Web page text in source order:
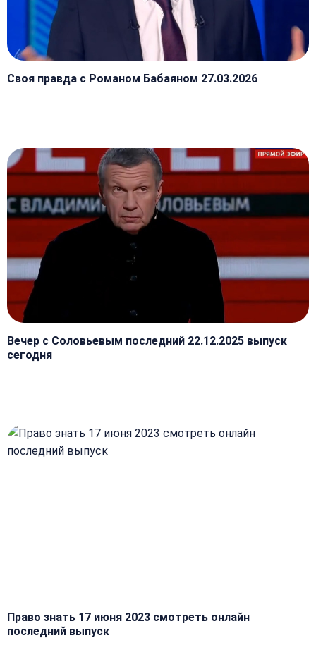
Своя правда с Романом Бабаяном 27.03.2026
Вечер с Соловьевым последний 22.12.2025 выпуск
сегодня
Право знать 17 июня 2023 смотреть онлайн
последний выпуск